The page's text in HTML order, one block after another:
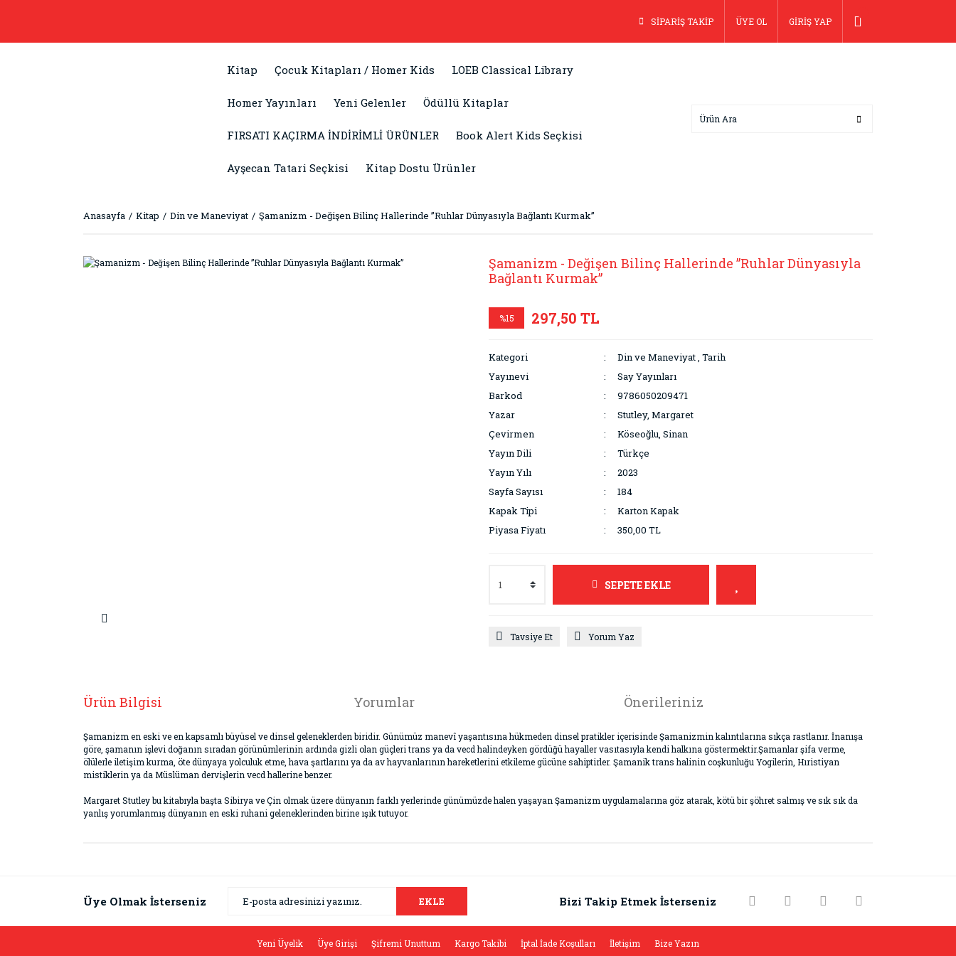
SİPARİŞ TAKİP ÜYE OL GİRİŞ YAP
Kitap Çocuk Kitapları / Homer Kids LOEB Classical Library
Homer Yayınları Yeni Gelenler Ödüllü Kitaplar
FIRSATI KAÇIRMA İNDİRİMLİ ÜRÜNLER Book Alert Kids Seçkisi
Ayşecan Tatari Seçkisi Kitap Dostu Ürünler
Anasayfa Kitap Din ve Maneviyat Şamanizm - Değişen Bilinç Hallerinde ”Ruhlar Dünyasıyla Bağlantı Kurmak”
Şamanizm - Değişen Bilinç Hallerinde ”Ruhlar Dünyasıyla
Bağlantı Kurmak”
%15 297,50 TL
Kategori Din ve Maneviyat, Tarih
Yayınevi
Say Yayınları
Barkod
9786050209471
Yazar
Stutley, Margaret
Çevirmen
Köseoğlu, Sinan
Yayın Dili
Türkçe
Yayın Yılı
2023
Sayfa Sayısı
184
Kapak Tipi
Karton Kapak
Piyasa Fiyatı
350,00 TL
SEPETE EKLE
Tavsiye Et Yorum Yaz
Ürün Bilgisi Yorumlar Önerileriniz
Şamanizm en eski ve en kapsamlı büyüsel ve dinsel geleneklerden biridir. Günümüz manevî yaşantısına hükmeden dinsel pratikler içerisinde Şamanizmin kalıntılarına sıkça rastlanır. İnanışa
göre, şamanın işlevi doğanın sıradan görünümlerinin ardında gizli olan güçleri trans ya da vecd halindeyken gördüğü hayaller vasıtasıyla kendi halkına göstermektir.Şamanlar şifa verme,
ölülerle iletişim kurma, öte dünyaya yolculuk etme, hava şartlarını ya da av hayvanlarının hareketlerini etkileme gücüne sahiptirler. Şamanik trans halinin coşkunluğu Yogilerin, Hıristiyan
mistiklerin ya da Müslüman dervişlerin vecd hallerine benzer.
Margaret Stutley bu kitabıyla başta Sibirya ve Çin olmak üzere dünyanın farklı yerlerinde günümüzde halen yaşayan Şamanizm uygulamalarına göz atarak, kötü bir şöhret salmış ve sık sık da
yanlış yorumlanmış dünyanın en eski ruhani geleneklerinden birine ışık tutuyor.
Yorum Yaz
Ürün resmi kalitesiz, bozuk veya görüntülenemiyor.
Üye Olmak İsterseniz EKLE Bizi Takip Etmek İsterseniz
Yeni Üyelik Üye Girişi Şifremi Unuttum Kargo Takibi İptal İade Koşulları İletişim Bize Yazın